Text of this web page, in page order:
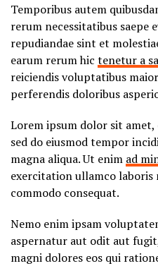
Temporibus autem
rerum necessitatibus saepe
repudiandae sint et
earum rerum hic tenetur a
reiciendis voluptatibus
perferendis doloribus
Lorem ipsum dolor sit
sed do eiusmod tempor
magna aliqua. Ut enim ad
exercitation ullamco laboris
commodo consequat.
Nemo enim ipsam
aspernatur aut odit aut
magni dolores eos qui